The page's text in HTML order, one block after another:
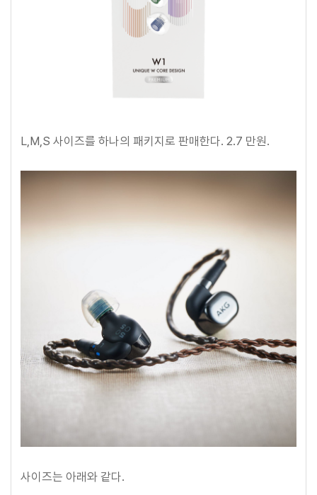
L,M,S 사이즈를 하나의 패키지로 판매한다. 2.7 만원.
사이즈는 아래와 같다.